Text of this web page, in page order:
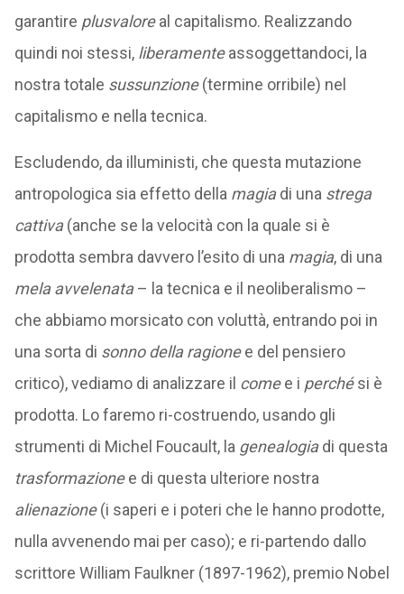
garantire plusvaloreal capitalismo. Realizzando
quindi noi stessi, liberamenteassoggettandoci, la
nostra totale sussunzione(termine orribile) nel
capitalismo e nella tecnica.
Escludendo, da illuministi, che questa mutazione
antropologica sia effetto della magiadi una strega
cattiva(anche se la velocità con la quale si è
prodotta sembra davvero l’esito di una magia, di una
mela avvelenata– la tecnica e il neoliberalismo –
che abbiamo morsicato con voluttà, entrando poi in
una sorta di sonno della ragionee del pensiero
critico), vediamo di analizzare il comee i perchési è
prodotta. Lo faremo ri-costruendo, usando gli
strumenti di Michel Foucault, la genealogiadi questa
trasformazionee di questa ulteriore nostra
alienazione(i saperi e i poteri che le hanno prodotte,
nulla avvenendo mai per caso); e ri-partendo dallo
scrittore William Faulkner (1897-1962), premio Nobel